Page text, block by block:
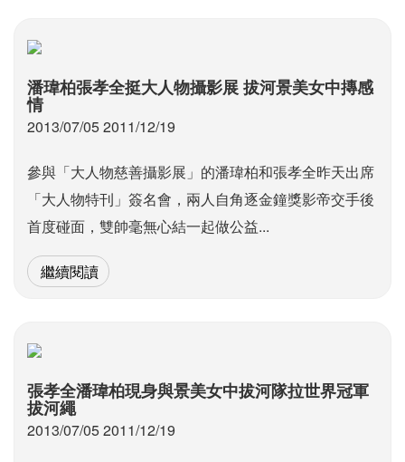
潘瑋柏張孝全挺大人物攝影展 拔河景美女中摶感
情
2013/07/05 2011/12/19
參與「大人物慈善攝影展」的潘瑋柏和張孝全昨天出席
「大人物特刊」簽名會，兩人自角逐金鐘獎影帝交手後
首度碰面，雙帥毫無心結一起做公益...
繼續閱讀
張孝全潘瑋柏現身與景美女中拔河隊拉世界冠軍
拔河繩
2013/07/05 2011/12/19